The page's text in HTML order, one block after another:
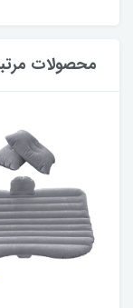
محصولات